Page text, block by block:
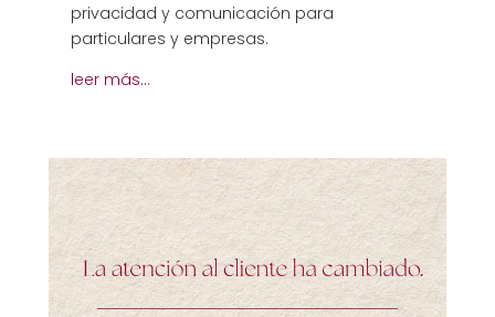
privacidad y comunicación para
particulares y empresas.
leer más…